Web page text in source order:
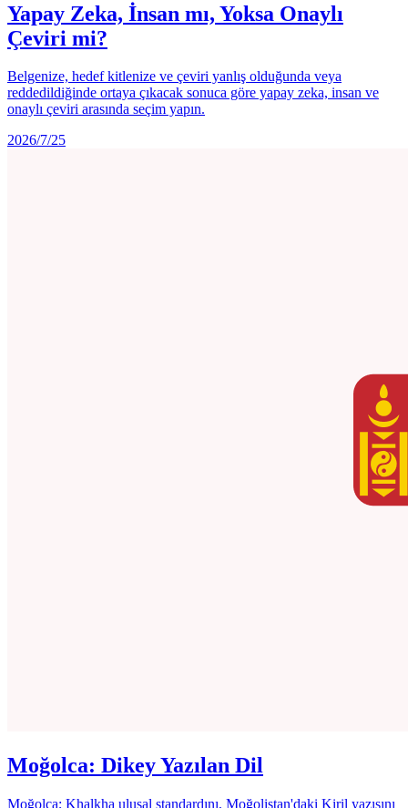
Yapay Zeka, İnsan mı, Yoksa Onaylı
Çeviri mi?
Belgenize, hedef kitlenize ve çeviri yanlış olduğunda veya
reddedildiğinde ortaya çıkacak sonuca göre yapay zeka, insan ve
onaylı çeviri arasında seçim yapın.
2026/7/25
Moğolca: Dikey Yazılan Dil
Moğolca; Khalkha ulusal standardını, Moğolistan'daki Kiril yazısını